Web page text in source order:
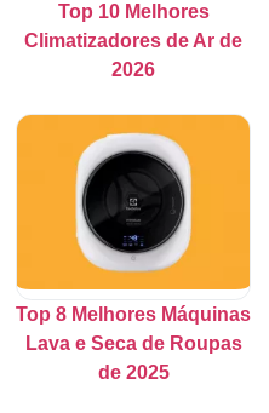
Top 10 Melhores
Climatizadores de Ar de
2026
Top 8 Melhores Máquinas
Lava e Seca de Roupas
de 2025